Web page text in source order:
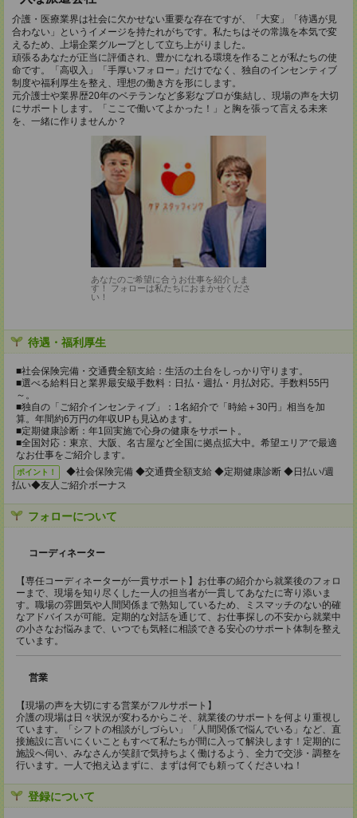
介護・医療業界は社会に欠かせない重要な存在ですが、「大変」「待遇が見
合わない」というイメージを持たれがちです。私たちはその常識を本気で変
えるため、上場企業グループとして立ち上がりました。
頑張るあなたが正当に評価され、豊かになれる環境を作ることが私たちの使
命です。「高収入」「手厚いフォロー」だけでなく、独自のインセンティブ
制度や福利厚生を整え、理想の働き方を形にします。
元介護士や業界歴20年のベテランなど多彩なプロが集結し、現場の声を大切
にサポートします。「ここで働いてよかった！」と胸を張って言える未来
を、一緒に作りませんか？
あなたのご希望に合うお仕事を紹介しま
す！ フォローは私たちにおまかせくださ
い！
待遇・福利厚生
■社会保険完備・交通費全額支給：生活の土台をしっかり守ります。
■選べる給料日と業界最安級手数料：日払・週払・月払対応。手数料55円
～。
■独自の「ご紹介インセンティブ」：1名紹介で「時給＋30円」相当を加
算。年間約6万円の年収UPも見込めます。
■定期健康診断：年1回実施で心身の健康をサポート。
■全国対応：東京、大阪、名古屋など全国に拠点拡大中。希望エリアで最適
なお仕事をご紹介します。
ポイント！
◆社会保険完備 ◆交通費全額支給 ◆定期健康診断 ◆日払い/週
払い◆友人ご紹介ボーナス
フォローについて
コーディネーター
【専任コーディネーターが一貫サポート】お仕事の紹介から就業後のフォロ
ーまで、現場を知り尽くした一人の担当者が一貫してあなたに寄り添いま
す。職場の雰囲気や人間関係まで熟知しているため、ミスマッチのない的確
なアドバイスが可能。定期的な対話を通じて、お仕事探しの不安から就業中
の小さなお悩みまで、いつでも気軽に相談できる安心のサポート体制を整え
ています。
営業
【現場の声を大切にする営業がフルサポート】
介護の現場は日々状況が変わるからこそ、就業後のサポートを何より重視し
ています。「シフトの相談がしづらい」「人間関係で悩んでいる」など、直
接施設に言いにくいこともすべて私たちが間に入って解決します！定期的に
施設へ伺い、みなさんが笑顔で気持ちよく働けるよう、全力で交渉・調整を
行います。一人で抱え込まずに、まずは何でも頼ってくださいね！
登録について